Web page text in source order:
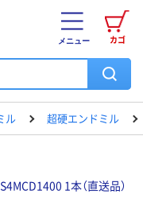
カゴ
メニュー
ル 超硬エンドミル
1本（直送品）